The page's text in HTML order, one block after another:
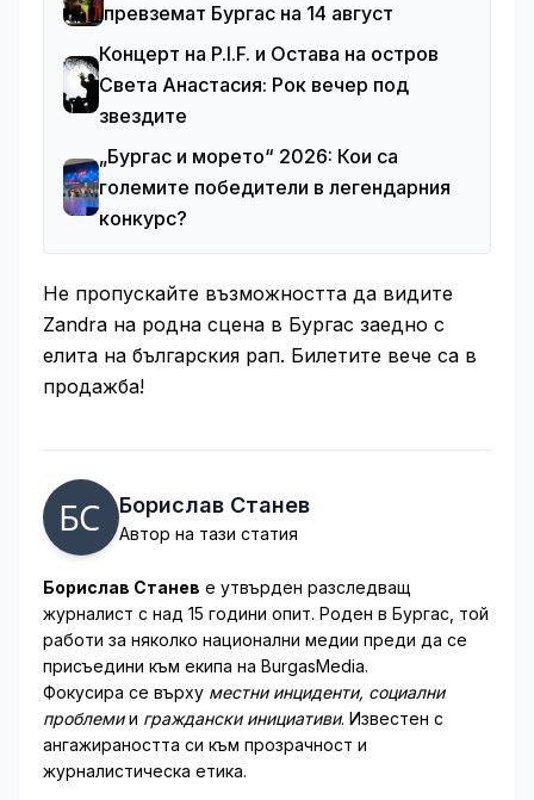
превземат Бургас на 14 август
Концерт на P.I.F. и Остава на остров
Света Анастасия: Рок вечер под
звездите
„Бургас и морето“ 2026: Кои са
големите победители в легендарния
конкурс?
Не пропускайте възможността да видите
Zandra на родна сцена в Бургас заедно с
елита на българския рап. Билетите вече са в
продажба!
Борислав Станев
Автор на тази статия
Борислав Станев е утвърден разследващ
журналист с над 15 години опит. Роден в Бургас, той
работи за няколко национални медии преди да се
присъедини към екипа на BurgasMedia.
Фокусира се върху местни инциденти, социални
проблемии граждански инициативи. Известен с
ангажираността си към прозрачност и
журналистическа етика.